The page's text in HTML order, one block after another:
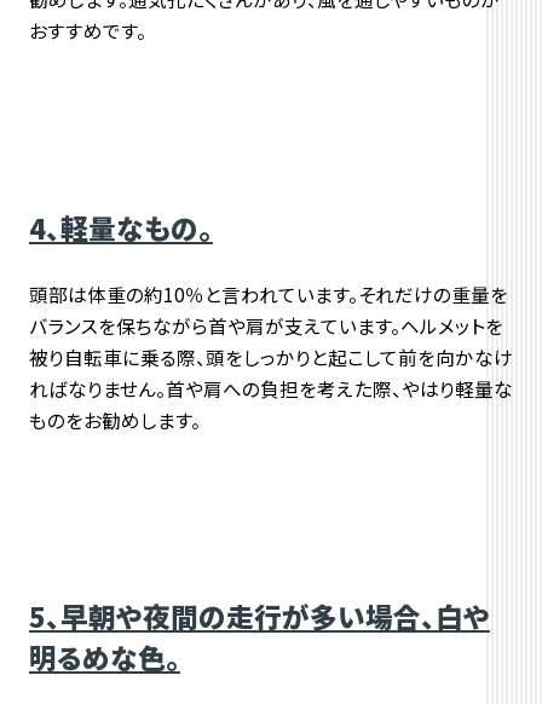
おすすめです。
4、軽量なもの。
頭部は体重の約10％と言われています。それだけの重量を
バランスを保ちながら首や肩が支えています。ヘルメットを
被り自転車に乗る際、頭をしっかりと起こして前を向かなけ
ればなりません。首や肩への負担を考えた際、やはり軽量な
ものをお勧めします。
5、早朝や夜間の走行が多い場合、白や
明るめな色。